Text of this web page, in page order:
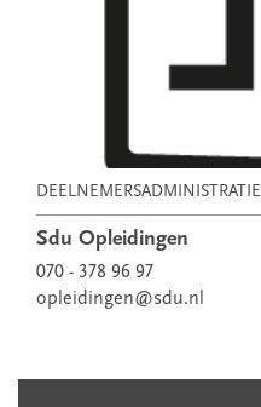
DEELNEMERSADMINISTRATIE
Sdu Opleidingen
070 - 378 96 97
opleidingen@sdu.nl